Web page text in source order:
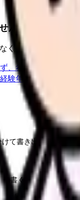
んか。
「今の条件・他
、希望条件と転職時
験年数・施設形態
て書き出すことか
書く
て見る